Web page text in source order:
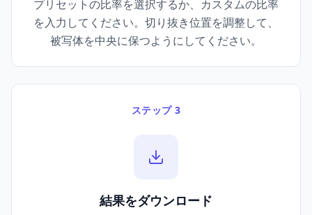
プリセットの比率を選択するか、カスタムの比率
を入力してください。切り抜き位置を調整して、
被写体を中央に保つようにしてください。
ステップ 3
結果をダウンロード